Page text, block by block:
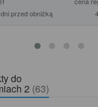
przed obniżką
do
2 (63)